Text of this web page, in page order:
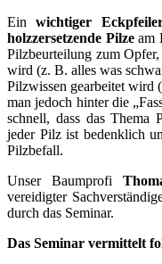
Einwichtiger
holzzersetzende Pilzeam
Pilzbeurteilung zum
wird (z. B. alles was
Pilzwissen gearbeitet wird
man jedoch hinter die
schnell, dass das Thema
jeder Pilz ist bedenklich
Pilzbefall.
Unser Baumprofi
vereidigter
durch das Seminar.
Das Seminar vermittelt